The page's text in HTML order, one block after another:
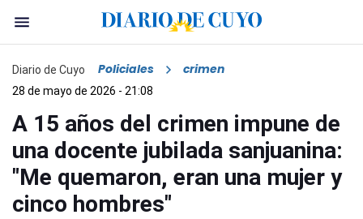
Diario de Cuyo Policiales crimen
28 de mayo de 2026 - 21:08
A 15 años del crimen impune de
una docente jubilada sanjuanina:
"Me quemaron, eran una mujer y
cinco hombres"